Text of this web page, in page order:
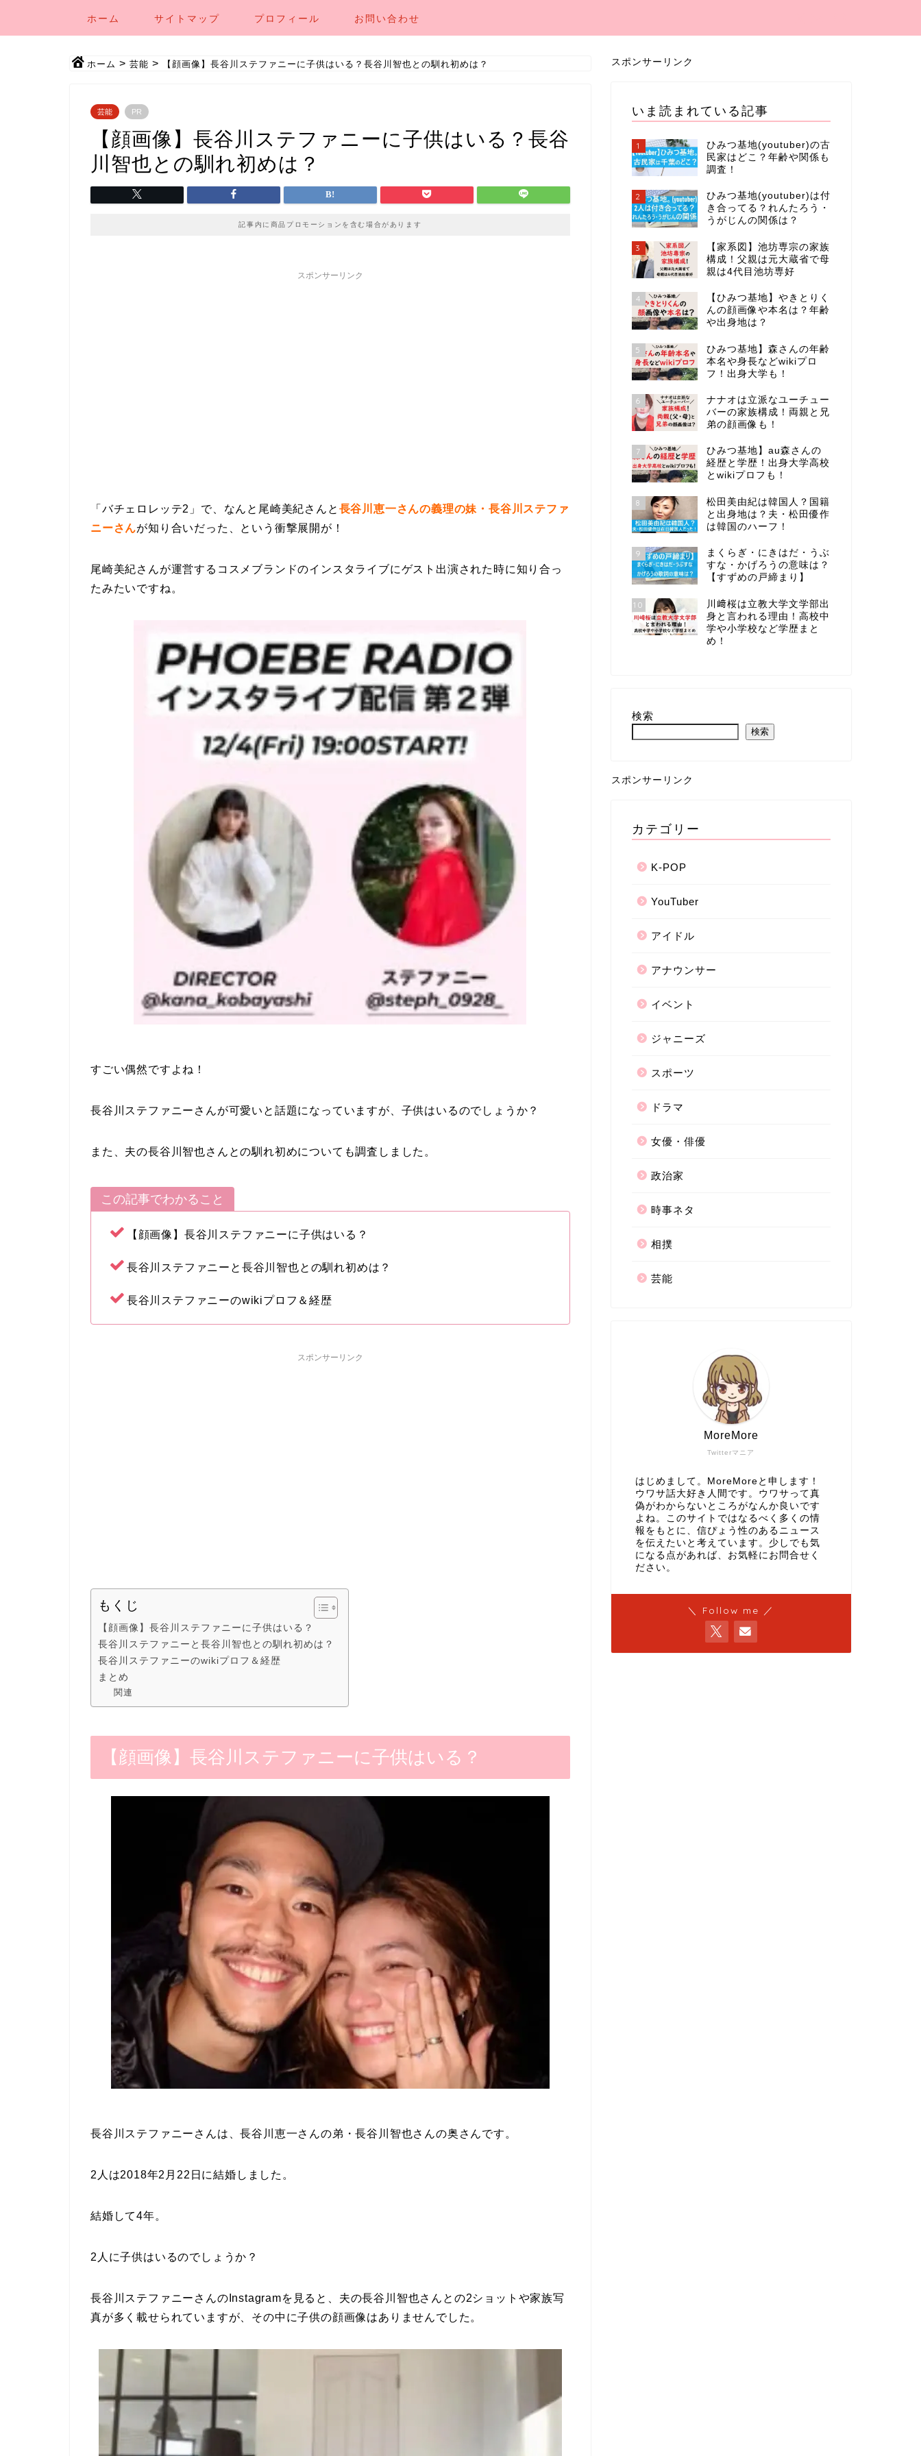
ホーム サイトマップ プロフィール お問い合わせ
ホーム > 芸能 > 【顔画像】長谷川ステファニーに子供はいる？長谷川智也との馴れ初めは？
芸能 PR
【顔画像】長谷川ステファニーに子供はいる？長谷
川智也との馴れ初めは？
記事内に商品プロモーションを含む場合があります
スポンサーリンク
「バチェロレッテ2」で、なんと尾崎美紀さんと 長谷川恵一さんの義理の妹・長谷川ステファ
ニーさんが知り合いだった、という衝撃展開が！
尾崎美紀さんが運営するコスメブランドのインスタライブにゲスト出演された時に知り合っ
たみたいですね。
すごい偶然ですよね！
長谷川ステファニーさんが可愛いと話題になっていますが、子供はいるのでしょうか？
また、夫の長谷川智也さんとの馴れ初めについても調査しました。
この記事でわかること
【顔画像】長谷川ステファニーに子供はいる？
長谷川ステファニーと長谷川智也との馴れ初めは？
長谷川ステファニーのwikiプロフ＆経歴
スポンサーリンク
もくじ
【顔画像】長谷川ステファニーに子供はいる？
長谷川ステファニーと長谷川智也との馴れ初めは？
長谷川ステファニーのwikiプロフ＆経歴
まとめ
関連
【顔画像】長谷川ステファニーに子供はいる？
長谷川ステファニーさんは、長谷川恵一さんの弟・長谷川智也さんの奥さんです。
2人は2018年2月22日に結婚しました。
結婚して4年。
2人に子供はいるのでしょうか？
長谷川ステファニーさんのInstagramを見ると、夫の長谷川智也さんとの2ショットや家族写
真が多く載せられていますが、その中に子供の顔画像はありませんでした。
スポンサーリンク
いま読まれている記事
1
ひみつ基地(youtuber)の古
民家はどこ？年齢や関係も
調査！
2
ひみつ基地(youtuber)は付
き合ってる？れんたろう・
うがじんの関係は？
3
【家系図】池坊専宗の家族
構成！父親は元大蔵省で母
親は4代目池坊専好
4
【ひみつ基地】やきとりく
んの顔画像や本名は？年齢
や出身地は？
5
ひみつ基地】森さんの年齢
本名や身長などwikiプロ
フ！出身大学も！
6
ナナオは立派なユーチュー
バーの家族構成！両親と兄
弟の顔画像も！
7
ひみつ基地】au森さんの
経歴と学歴！出身大学高校
とwikiプロフも！
8
松田美由紀は韓国人？国籍
と出身地は？夫・松田優作
は韓国のハーフ！
9
まくらぎ・にきはだ・うぶ
すな・かげろうの意味は？
【すずめの戸締まり】
10
川﨑桜は立教大学文学部出
身と言われる理由！高校中
学や小学校など学歴まと
め！
検索
検索
スポンサーリンク
カテゴリー
K-POP
YouTuber
アイドル
アナウンサー
イベント
ジャニーズ
スポーツ
ドラマ
女優・俳優
政治家
時事ネタ
相撲
芸能
Twitterマニア
MoreMore
はじめまして。MoreMoreと申します！
ウワサ話大好き人間です。ウワサって真
偽がわからないところがなんか良いです
よね。このサイトではなるべく多くの情
報をもとに、信ぴょう性のあるニュース
を伝えたいと考えています。少しでも気
になる点があれば、お気軽にお問合せく
ださい。
＼ Follow me ／